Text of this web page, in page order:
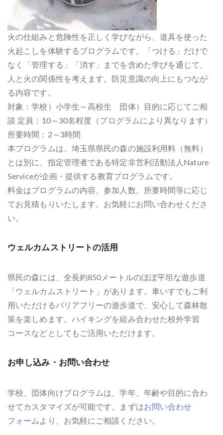
火の仕組みと危険性を正しく学びながら、道具を使った
火起こしを体験するプログラムです。「つける」だけで
なく「管理する」「消す」までを含めた学びを通じて、
人と火の関係性を考えます。防災意識の向上にもつなが
る内容です。
対象：学校）小学生～高校生 団体）目的に応じてご相
談 定員：10～30名程度（プログラムにより異なります）
所要時間：2～3時間
本プログラムは、埼玉県県民の森の施設利用料（無料）
とは別に、指定管理者である特定非営利活動法人Nature
Serviceが企画・提供する教育プログラムです。
料金はプログラムの内容、参加人数、所要時間等に応じ
てお見積もりいたします。お気軽にお問い合わせくださ
い。
ウェルカムストリートの活用
県民の森には、全長約850メートルのほぼ平坦な遊歩道
「ウェルカムストリート」があります。車いすでもご利
用いただけるバリアフリーの遊歩道で、安心して森林散
策を楽しめます。ハイキングを組み合わせた校外学習
コースなどとしてもご活用いただけます。
お申し込み・お問い合わせ
学校、団体向けプログラムは、学年、年齢や目的に合わ
せてカスタマイズが可能です。まずはお問い合わせ
フォーム より、お気軽にご相談ください。